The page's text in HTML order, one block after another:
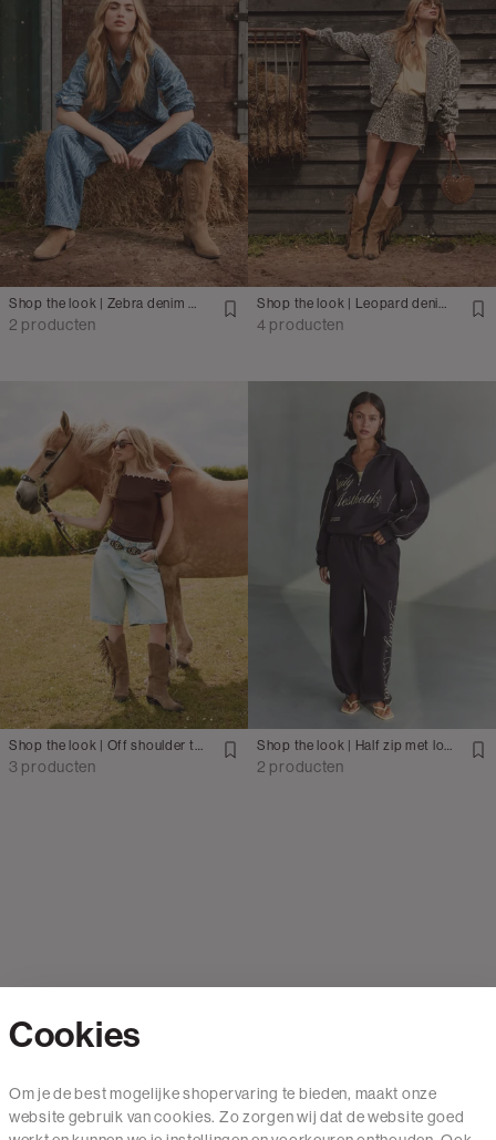
Shop the look | Zebra denim pak
2 producten
Shop the look | Leopard denim jasje met skort
4 producten
Shop the look | Off shoulder top met bermuda
3 producten
Shop the look | Half zip met logo sweatpants
2 producten
Mail ons
Cookies
Om je de best mogelijke shopervaring te bieden, maakt onze
website gebruik van cookies. Zo zorgen wij dat de website goed